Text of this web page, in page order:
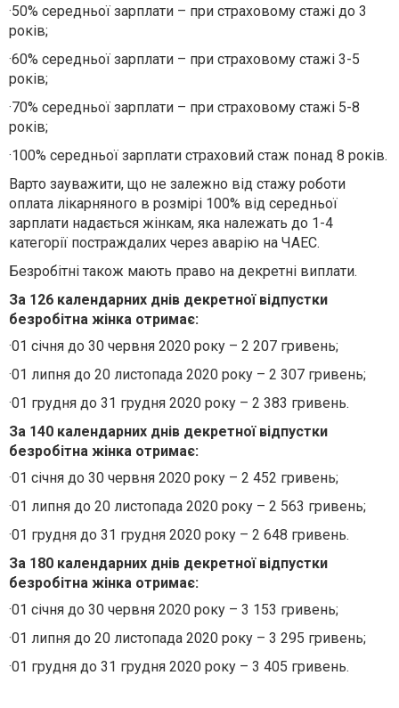
·50% середньої зарплати – при страховому стажі до 3
років;
·60% середньої зарплати – при страховому стажі 3-5
років;
·70% середньої зарплати – при страховому стажі 5-8
років;
·100% середньої зарплати страховий стаж понад 8 років.
Варто зауважити, що не залежно від стажу роботи
оплата лікарняного в розмірі 100% від середньої
зарплати надається жінкам, яка належать до 1-4
категорії постраждалих через аварію на ЧАЕС.
Безробітні також мають право на декретні виплати.
За 126 календарних днів декретної відпустки
безробітна жінка отримає:
·01 січня до 30 червня 2020 року – 2 207 гривень;
·01 липня до 20 листопада 2020 року – 2 307 гривень;
·01 грудня до 31 грудня 2020 року – 2 383 гривень.
За 140 календарних днів декретної відпустки
безробітна жінка отримає:
·01 січня до 30 червня 2020 року – 2 452 гривень;
·01 липня до 20 листопада 2020 року – 2 563 гривень;
·01 грудня до 31 грудня 2020 року – 2 648 гривень.
За 180 календарних днів декретної відпустки
безробітна жінка отримає:
·01 січня до 30 червня 2020 року – 3 153 гривень;
·01 липня до 20 листопада 2020 року – 3 295 гривень;
·01 грудня до 31 грудня 2020 року – 3 405 гривень.